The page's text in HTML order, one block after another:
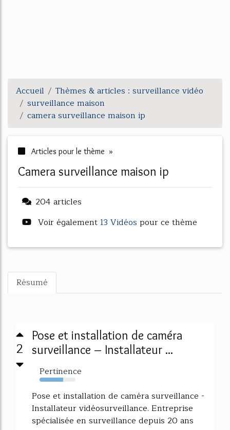
Accueil
Thèmes & articles : surveillance vidéo
surveillance maison
camera surveillance maison ip
Articles pour le thème »
camera surveillance maison ip
204 articles
Voir également 13 Vidéos pour ce thème
Résumé
2
Pose et installation de caméra
surveillance – Installateur ...
Pertinence
65%
Pose et installation de caméra surveillance -
Installateur vidéosurveillance. Entreprise
spécialisée en surveillance depuis 20 ans